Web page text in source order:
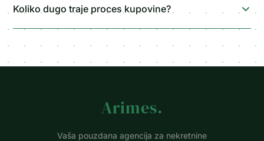
Koliko dugo traje proces kupovine?
Arimes.
Vaša pouzdana agencija za nekretnine